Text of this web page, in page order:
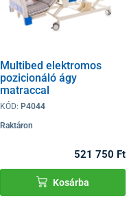
Multibed elektromos
pozicionáló ágy
matraccal
KÓD: P4044
Raktáron
521 750 Ft
Kosárba